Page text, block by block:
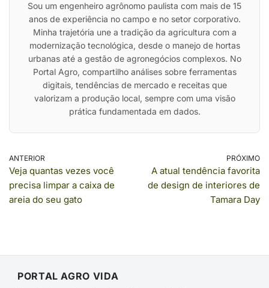
Sou um engenheiro agrônomo paulista com mais de 15
anos de experiência no campo e no setor corporativo.
Minha trajetória une a tradição da agricultura com a
modernização tecnológica, desde o manejo de hortas
urbanas até a gestão de agronegócios complexos. No
Portal Agro, compartilho análises sobre ferramentas
digitais, tendências de mercado e receitas que
valorizam a produção local, sempre com uma visão
prática fundamentada em dados.
ANTERIOR
Veja quantas vezes você
precisa limpar a caixa de
areia do seu gato
PRÓXIMO
A atual tendência favorita
de design de interiores de
Tamara Day
PORTAL AGRO VIDA